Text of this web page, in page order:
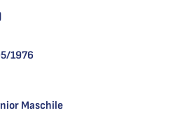
1976
Maschile